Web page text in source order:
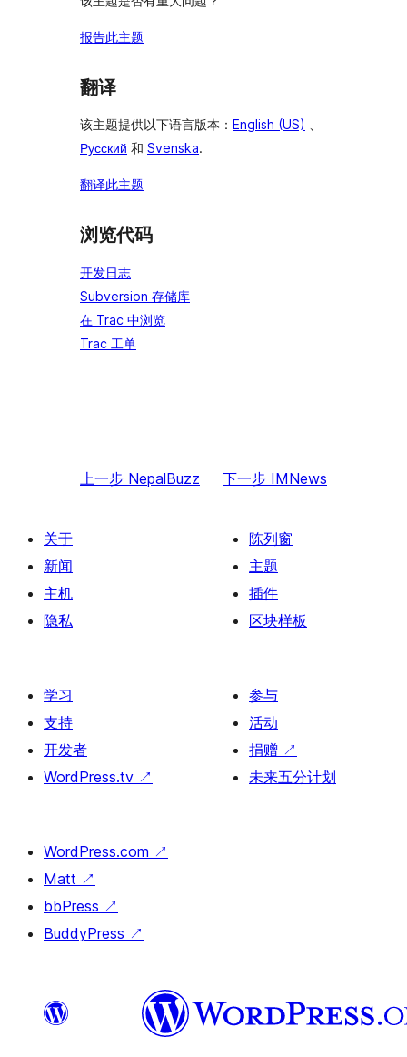
报告此主题
翻译
该主题提供以下语言版本： English (US) 、
Русский 和 Svenska.
翻译此主题
浏览代码
开发日志
Subversion 存储库
在 Trac 中浏览
Trac 工单
上一步 NepalBuzz 下一步 IMNews
关于
新闻
主机
隐私
陈列窗
主题
插件
区块样板
学习
支持
开发者
WordPress.tv ↗
参与
活动
捐赠 ↗
未来五分计划
WordPress.com ↗
Matt ↗
bbPress ↗
BuddyPress ↗